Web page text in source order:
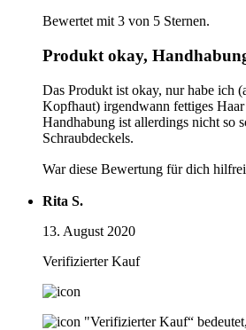
Bewertet mit 3 von 5 Sternen.
Produkt okay,
Das Produkt ist okay, nur habe ich
Kopfhaut) irgendwann fettiges
Handhabung ist allerdings nicht so
Schraubdeckels.
War diese Bewertung für dich
Rita S.
13. August 2020
Verifizierter Kauf
"Verifizierter Kauf“